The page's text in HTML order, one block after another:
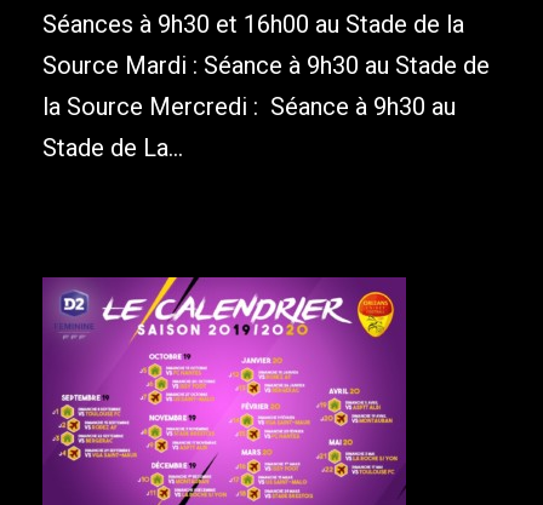
Séances à 9h30 et 16h00 au Stade de la
Source Mardi : Séance à 9h30 au Stade de
la Source Mercredi : Séance à 9h30 au
Stade de La...